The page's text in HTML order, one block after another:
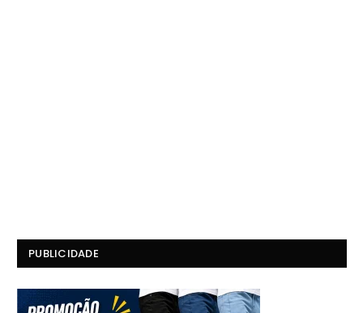
PUBLICIDADE